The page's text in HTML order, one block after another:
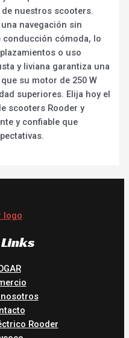
nuestros scooters.
navegación sin
conducción cómoda, lo
o uso
y liviana garantiza una
su motor de 250 W
superiores. Elija hoy el
scooters Rooder y
y confiable que
Rooder